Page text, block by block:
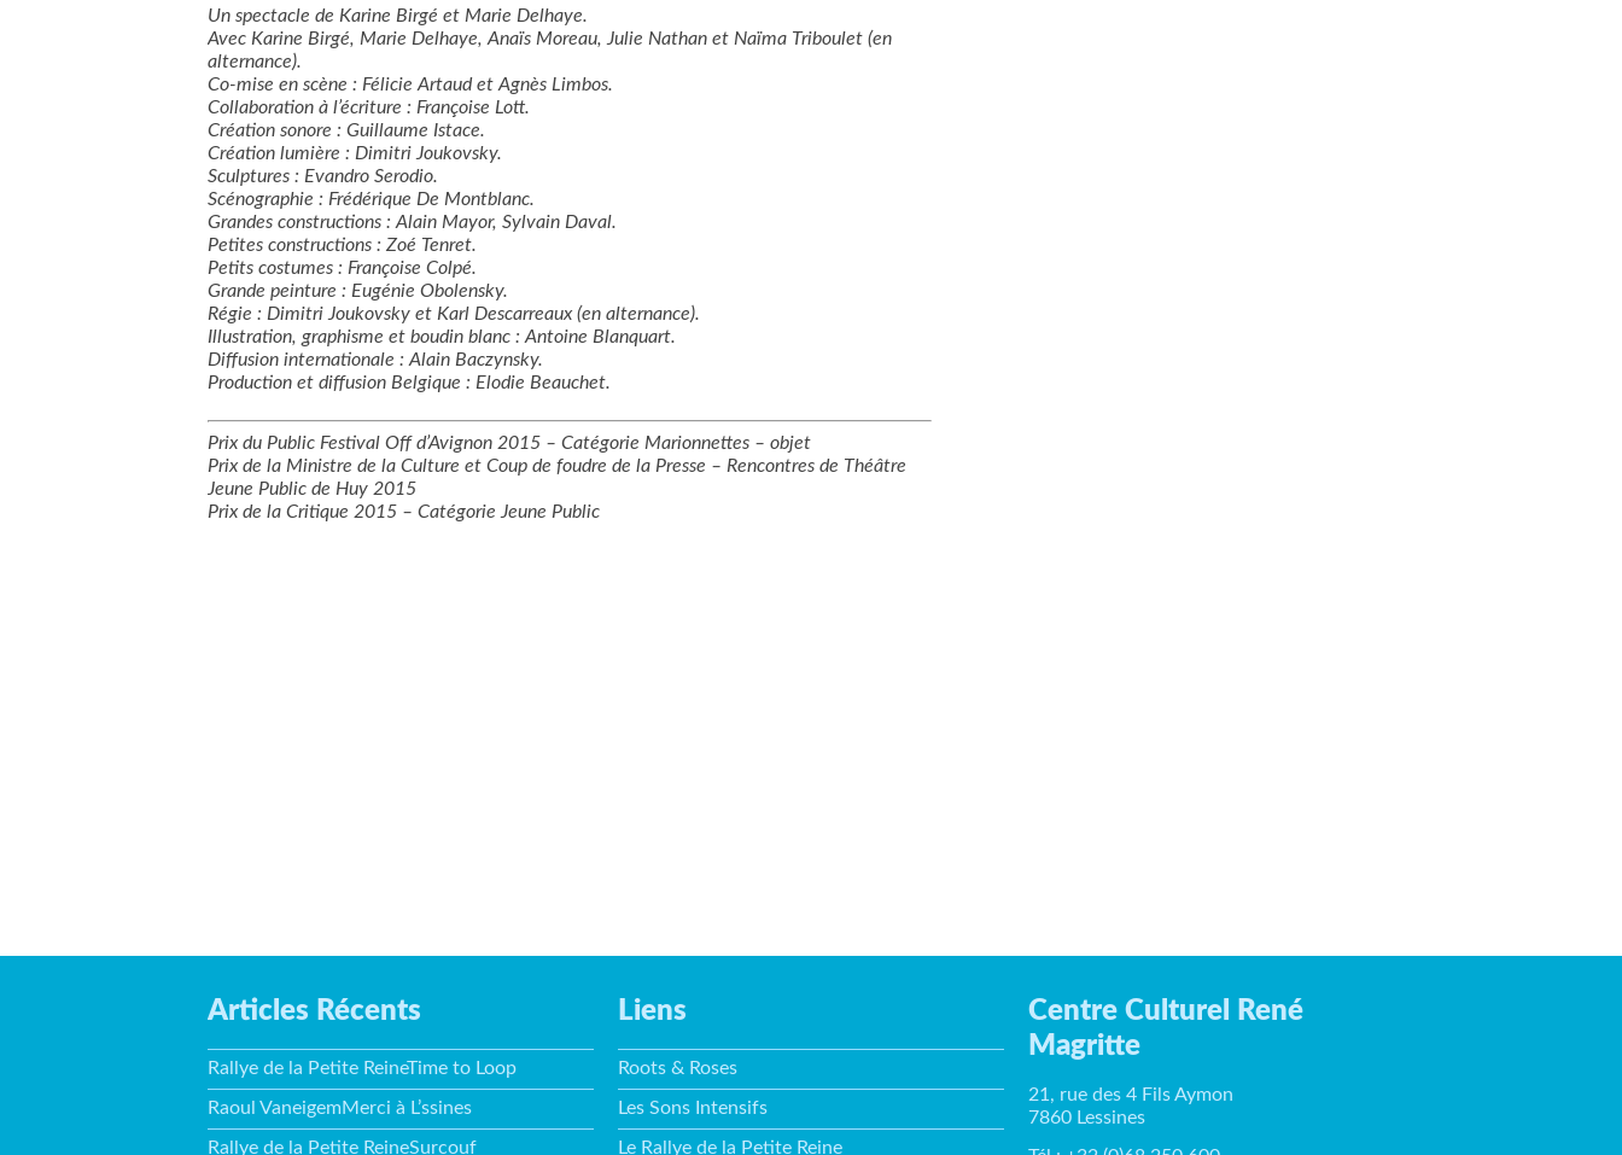
Un spectacle de Karine Birgé et Marie Delhaye.
Avec Karine Birgé, Marie Delhaye, Anaïs Moreau, Julie Nathan et Naïma Triboulet (en
alternance).
Co-mise en scène : Félicie Artaud et Agnès Limbos.
Collaboration à l’écriture : Françoise Lott.
Création sonore : Guillaume Istace.
Création lumière : Dimitri Joukovsky.
Sculptures : Evandro Serodio.
Scénographie : Frédérique De Montblanc.
Grandes constructions : Alain Mayor, Sylvain Daval.
Petites constructions : Zoé Tenret.
Petits costumes : Françoise Colpé.
Grande peinture : Eugénie Obolensky.
Régie : Dimitri Joukovsky et Karl Descarreaux (en alternance).
Illustration, graphisme et boudin blanc : Antoine Blanquart.
Diffusion internationale : Alain Baczynsky.
Production et diffusion Belgique : Elodie Beauchet.
Prix du Public Festival Off d’Avignon 2015 – Catégorie Marionnettes – objet
Prix de la Ministre de la Culture et Coup de foudre de la Presse – Rencontres de Théâtre
Jeune Public de Huy 2015
Prix de la Critique 2015 – Catégorie Jeune Public
Articles Récents
Rallye de la Petite ReineTime to Loop
Raoul VaneigemMerci à L’ssines
Rallye de la Petite ReineSurcouf
Liens
Roots & Roses
Les Sons Intensifs
Le Rallye de la Petite Reine
Centre Culturel René
Magritte
21, rue des 4 Fils Aymon
7860 Lessines